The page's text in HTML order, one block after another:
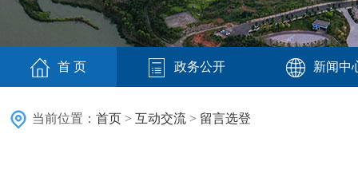
首 页 政务公开 新闻中
当前位置： 首页 > 互动交流 > 留言选登